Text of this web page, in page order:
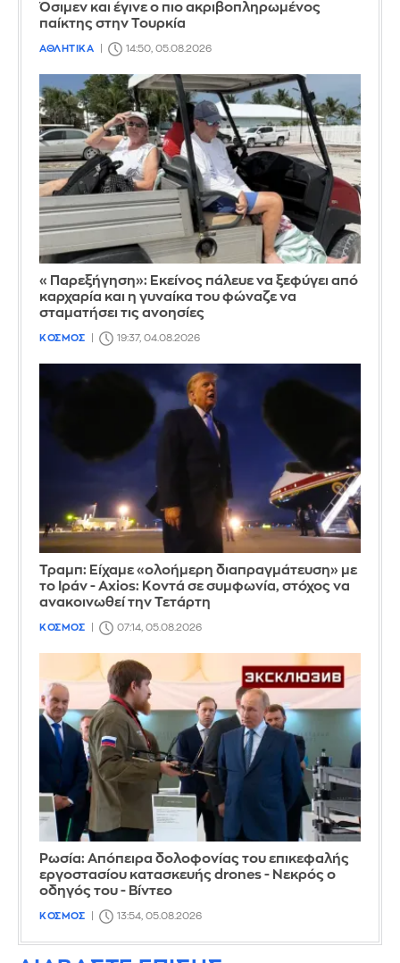
Όσιμεν και έγινε ο πιο ακριβοπληρωμένος
παίκτης στην Τουρκία
ΑΘΛΗΤΙΚΑ 14:50, 05.08.2026
«Παρεξήγηση»: Εκείνος πάλευε να ξεφύγει από
καρχαρία και η γυναίκα του φώναζε να
σταματήσει τις ανοησίες
ΚΟΣΜΟΣ 19:37, 04.08.2026
Τραμπ: Είχαμε «ολοήμερη διαπραγμάτευση» με
το Ιράν - Axios: Κοντά σε συμφωνία, στόχος να
ανακοινωθεί την Τετάρτη
ΚΟΣΜΟΣ 07:14, 05.08.2026
Ρωσία: Απόπειρα δολοφονίας του επικεφαλής
εργοστασίου κατασκευής drones - Νεκρός ο
οδηγός του - Βίντεο
ΚΟΣΜΟΣ 13:54, 05.08.2026